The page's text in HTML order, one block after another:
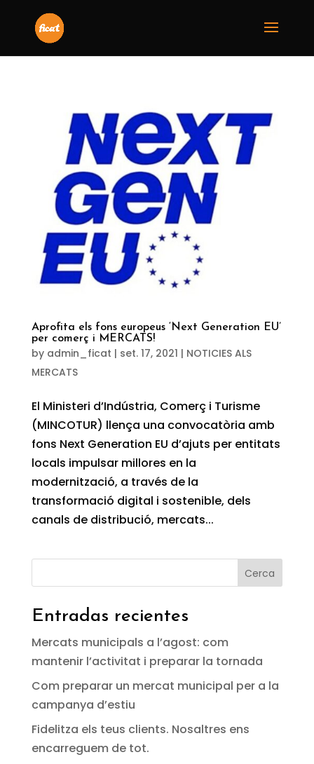
Aprofita els fons europeus ‘Next Generation EU’
per comerç i MERCATS!
by admin_ficat | set. 17, 2021 | NOTICIES ALS
MERCATS
El Ministeri d’Indústria, Comerç i Turisme
(MINCOTUR) llença una convocatòria amb
fons Next Generation EU d’ajuts per entitats
locals impulsar millores en la
modernització, a través de la
transformació digital i sostenible, dels
canals de distribució, mercats...
Cerca
Entradas recientes
Mercats municipals a l’agost: com
mantenir l’activitat i preparar la tornada
Com preparar un mercat municipal per a la
campanya d’estiu
Fidelitza els teus clients. Nosaltres ens
encarreguem de tot.